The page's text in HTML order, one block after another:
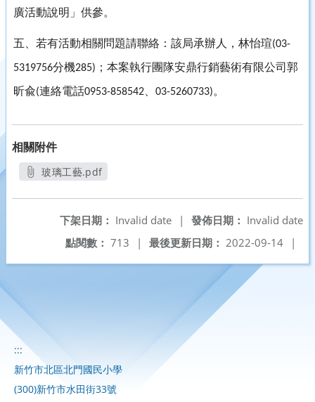
廣活動說明」供參。
五、若有活動相關問題請聯絡：該局承辦人，林怡瑄(03-
5319756分機285) ；本案執行團隊安鼎行銷藝術有限公司郭
昕兪(連絡電話0953-858542 03-5260733)。
相關附件
玻璃工藝.pdf
發佈日期： Invalid date
下架日期： Invalid date
|
最後更新日期： 2022-09-14 |
點閱數： 713 |
:::
新竹市北區北門國民小學
(300)新竹市水田街33號